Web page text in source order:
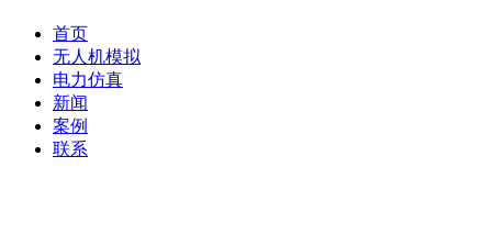
首页
无人机模拟
电力仿真
新闻
案例
联系